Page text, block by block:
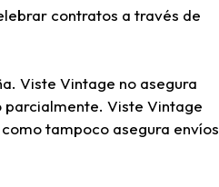
contratos a través de
Viste Vintage no asegura
parcialmente. Viste Vintage
tampoco asegura envíos